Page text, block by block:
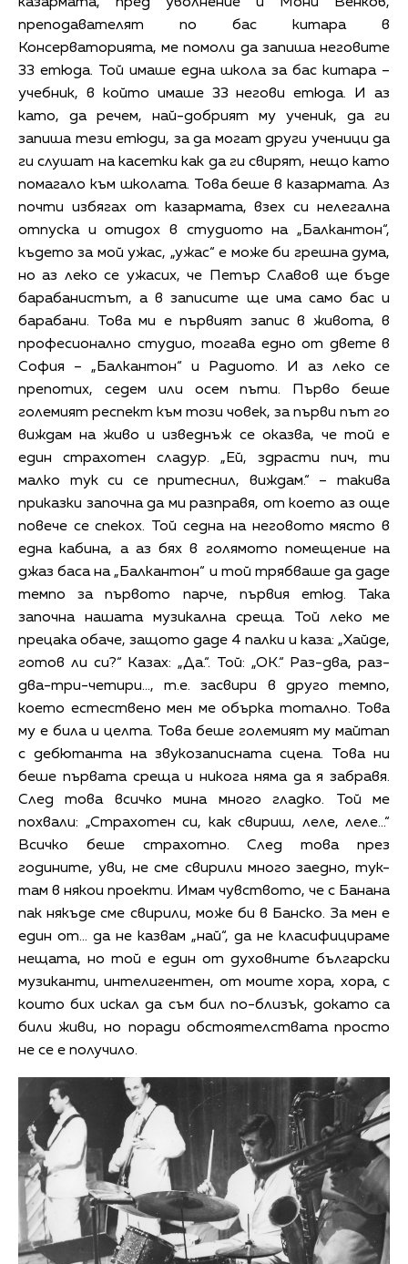
преподавателят по бас китара в
Консерваторията, ме помоли да запиша неговите
33 етюда. Той имаше една школа за бас китара –
учебник, в който имаше 33 негови етюда. И аз
като, да речем, най-добрият му ученик, да ги
запиша тези етюди, за да могат други ученици да
ги слушат на касетки как да ги свирят, нещо като
помагало към школата. Това беше в казармата. Аз
почти избягах от казармата, взех си нелегална
отпуска и отидох в студиото на „Балкантон“,
където за мой ужас, „ужас“ е може би грешна дума,
но аз леко се ужасих, че Петър Славов ще бъде
барабанистът, а в записите ще има само бас и
барабани. Това ми е първият запис в живота, в
професионално студио, тогава едно от двете в
София – „Балкантон“ и Радиото. И аз леко се
препотих, седем или осем пъти. Първо беше
големият респект към този човек, за първи път го
виждам на живо и изведнъж се оказва, че той е
един страхотен сладур. „Ей, здрасти пич, ти
малко тук си се притеснил, виждам.“ – такива
приказки започна да ми разправя, от което аз още
повече се спекох. Той седна на неговото място в
една кабина, а аз бях в голямото помещение на
джаз баса на „Балкантон“ и той трябваше да даде
темпо за първото парче, първия етюд. Така
започна нашата музикална среща. Той леко ме
прецака обаче, защото даде 4 палки и каза: „Хайде,
готов ли си?“ Казах: „Да.“. Той: „ОК.“ Раз-два, раз-
два-три-четири…, т.е. засвири в друго темпо,
което естествено мен ме обърка тотално. Това
му е била и целта. Това беше големият му майтап
с дебютанта на звукозаписната сцена. Това ни
беше първата среща и никога няма да я забравя.
След това всичко мина много гладко. Той ме
похвали: „Страхотен си, как свириш, леле, леле…“
Всичко беше страхотно. След това през
годините, уви, не сме свирили много заедно, тук-
там в някои проекти. Имам чувството, че с Банана
пак някъде сме свирили, може би в Банско. За мен е
един от… да не казвам „най“, да не класифицираме
нещата, но той е един от духовните български
музиканти, интелигентен, от моите хора, хора, с
които бих искал да съм бил по-близък, докато са
били живи, но поради обстоятелствата просто
не се е получило.